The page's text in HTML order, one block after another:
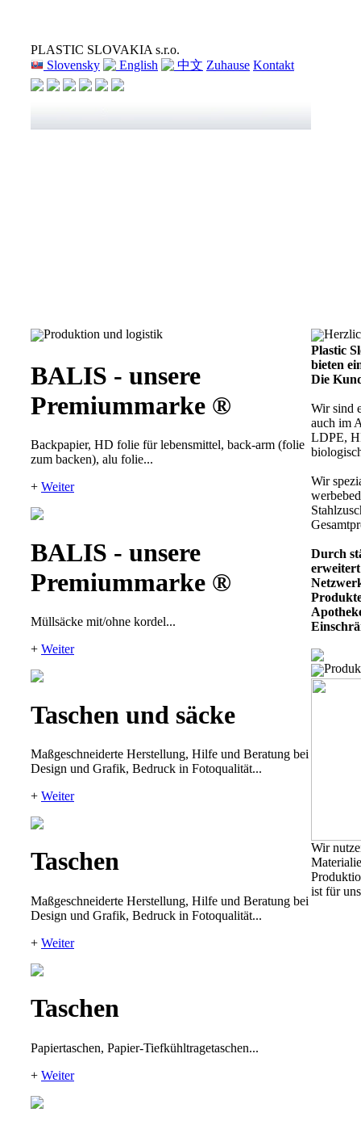
PLASTIC SLOVAKIA s.r.o.
Slovensky
English 中文 Zuhause Kontakt
Produktion und logistik
BALIS - unsere
Premiummarke ®
Backpapier, HD folie für lebensmittel, back-arm (folie
zum backen), alu folie...
+ Weiter
BALIS - unsere
Premiummarke ®
Müllsäcke mit/ohne kordel...
+ Weiter
Taschen und säcke
Maßgeschneiderte Herstellung, Hilfe und Beratung bei
Design und Grafik, Bedruck in Fotoqualität...
+ Weiter
Taschen
Maßgeschneiderte Herstellung, Hilfe und Beratung bei
Design und Grafik, Bedruck in Fotoqualität...
+ Weiter
Taschen
Papiertaschen, Papier-Tiefkühltragetaschen...
+ Weiter
Plastic
bieten
Die
Wir sind
auch im
LDPE,
Wir
Durch
Wir
ist für